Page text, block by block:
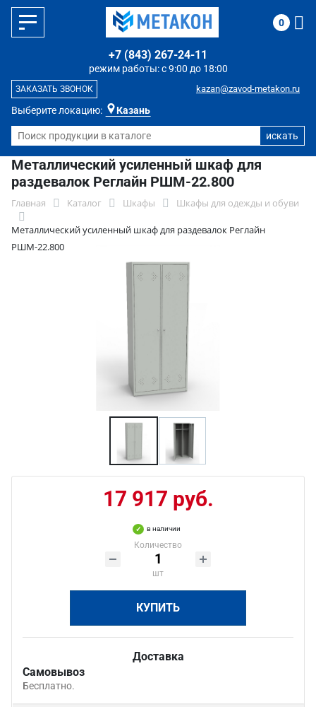
Выберите локацию: Казань
режим работы: с 9:00 до 18:00
+7 (843) 267-24-11
kazan@zavod-metakon.ru
ЗАКАЗАТЬ ЗВОНОК
0
Металлический усиленный шкаф для
раздевалок Реглайн РШМ-22.800
Главная Каталог Шкафы Шкафы для одежды и обуви
Металлический усиленный шкаф для раздевалок Реглайн
РШМ-22.800
17 917 руб.
в наличии
Количество
шт
КУПИТЬ
Доставка
Самовывоз
Бесплатно.